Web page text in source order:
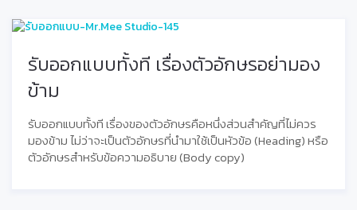
รับออกแบบทั้งที เรื่องตัวอักษรอย่ามอง
ข้าม
รับออกแบบทั้งที เรื่องของตัวอักษรคือหนึ่งส่วนสำคัญที่ไม่ควร
มองข้าม ไม่ว่าจะเป็นตัวอักษรที่นำมาใช้เป็นหัวข้อ (Heading) หรือ
ตัวอักษรสำหรับข้อความอธิบาย (Body copy)